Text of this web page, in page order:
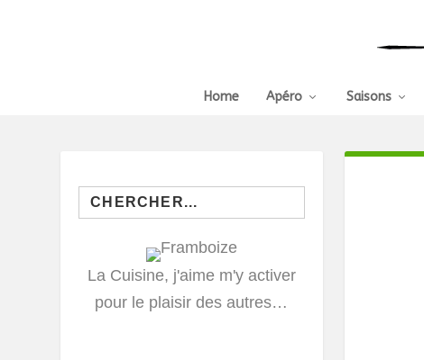
Home Apéro Saisons
Search
for:
La Cuisine, j'aime m'y activer
pour le plaisir des autres…